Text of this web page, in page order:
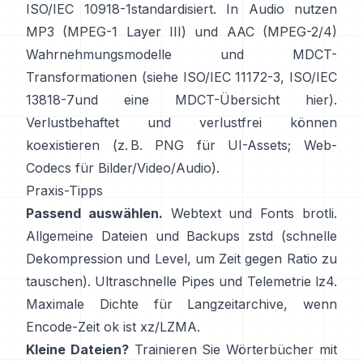
ISO/IEC 10918-1standardisiert. In Audio nutzen
MP3 (MPEG-1 Layer III) und AAC (MPEG-2/4)
Wahrnehmungsmodelle und MDCT-
Transformationen (siehe ISO/IEC 11172-3, ISO/IEC
13818-7und eine MDCT-Übersicht hier).
Verlustbehaftet und verlustfrei können
koexistieren (z. B. PNG für UI-Assets; Web-
Codecs für Bilder/Video/Audio).
Praxis-Tipps
Passend auswählen. Webtext und Fonts brotli.
Allgemeine Dateien und Backups zstd (schnelle
Dekompression und Level, um Zeit gegen Ratio zu
tauschen). Ultraschnelle Pipes und Telemetrie lz4.
Maximale Dichte für Langzeitarchive, wenn
Encode-Zeit ok ist xz/LZMA.
Kleine Dateien?Trainieren Sie Wörterbücher mit